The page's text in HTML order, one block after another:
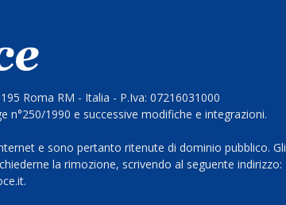
Roma RM - Italia - P.Iva: 07216031000
n°250/1990 e successive modifiche e integrazioni.
e sono pertanto ritenute di dominio pubblico. Gli
la rimozione, scrivendo al seguente indirizzo: